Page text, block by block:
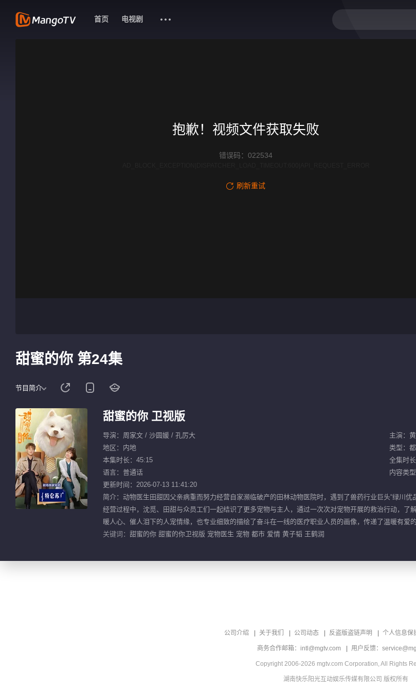
首页 电视剧
抱歉！视频文件获取失败
错误码：022534
刷新重试
甜蜜的你 第24集
节目简介
甜蜜的你 卫视版
导演：周家文 / 沙圆媛 / 孔厉大
主演：
地区：内地
类型：
本集时长：45:15
全集时
语言：普通话
内容类
更新时间：2026-07-13 11:41:20
简介：动物医生田甜因父亲病重而努力经营自家濒临破产的田林动物医院时，遇到了兽药行业巨头“绿川
经营过程中，沈觅、田甜与众员工们一起结识了更多宠物与主人，通过一次次对宠物开展的救治行动，
暖人心、催人泪下的人宠情缘，也专业细致的描绘了奋斗在一线的医疗职业人员的画像，传递了温暖有爱
关键词： 甜蜜的你 甜蜜的你卫视版 宠物医生 宠物 都市 爱情 黄子韬 王鹤润
公司介绍 关于我们 公司动态 反盗版盗链声明 个人信息保
商务合作邮箱：intl@mgtv.com 用户反馈：
Copyright 2006-2026 mgtv.com Corporation, All Rights
湖南快乐阳光互动娱乐传媒有限公司 版权所有